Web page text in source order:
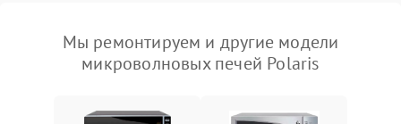
Мы ремонтируем и другие модели
микроволновых печей Polaris